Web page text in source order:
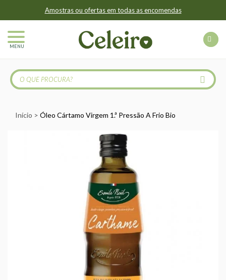
Amostras ou ofertas em todas as encomendas
MENU
Início Óleo Cártamo Virgem 1.ª Pressão A Frio Bio